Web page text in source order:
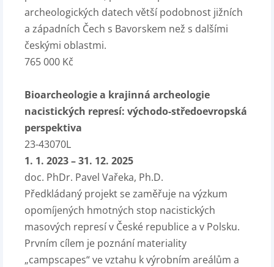
archeologických datech větší podobnost jižních
a západních Čech s Bavorskem než s dalšími
českými oblastmi.
765 000 Kč
Bioarcheologie a krajinná archeologie
nacistických represí: východo-středoevropská
perspektiva
23-43070L
1. 1. 2023 – 31. 12. 2025
doc. PhDr. Pavel Vařeka, Ph.D.
Předkládaný projekt se zaměřuje na výzkum
opomíjených hmotných stop nacistických
masových represí v České republice a v Polsku.
Prvním cílem je poznání materiality
„campscapes“ ve vztahu k výrobním areálům a